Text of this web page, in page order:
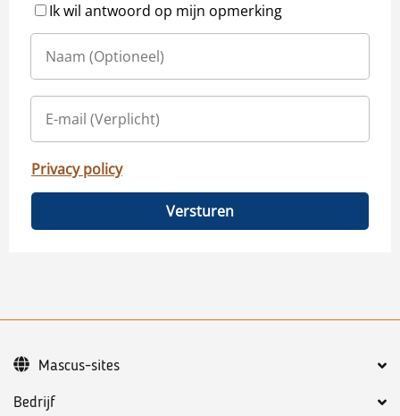
Ik wil antwoord op mijn opmerking
Privacy policy
Versturen
Bedrijf
Mascus-sites